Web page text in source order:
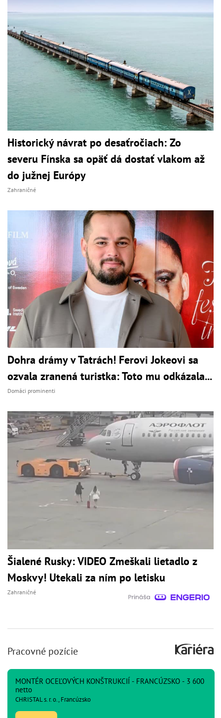
Historický návrat po desaťročiach: Zo
severu Fínska sa opäť dá dostať vlakom až
do južnej Európy
Zahraničné
Dohra drámy v Tatrách! Ferovi Jokeovi sa
ozvala zranená turistka: Toto mu odkázala...
Domáci prominenti
Šialené Rusky: VIDEO Zmeškali lietadlo z
Moskvy! Utekali za ním po letisku
Zahraničné
Pracovné pozície
MONTÉR OCEĽOVÝCH KONŠTRUKCIÍ - FRANCÚZSKO - 3 600
netto
CHRISTAL s. r. o., Francúzsko